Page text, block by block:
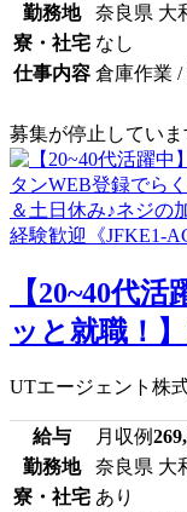
勤務地
奈良県 大
寮・社宅 なし
仕事内容 倉庫作業 /
募集が停止していま
【20~40代
ッと就職！
UTエージェント株
給与 月収例
勤務地
奈良県 大
寮・社宅 あり